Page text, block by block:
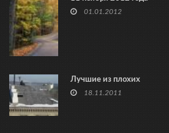
01.01.2012
Лучшие из плохих
18.11.2011